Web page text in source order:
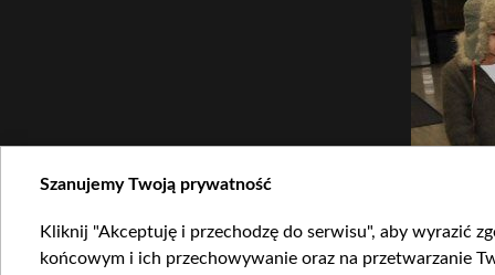
Brad Pitt jest bardzo przywiązany do swoich bliźniąt, córki i do adoptowanych dzieci
Szanujemy Twoją prywatność
Kliknij "Akceptuję i przechodzę do serwisu", aby wyrazić
końcowym i ich przechowywanie oraz na przetwarzanie